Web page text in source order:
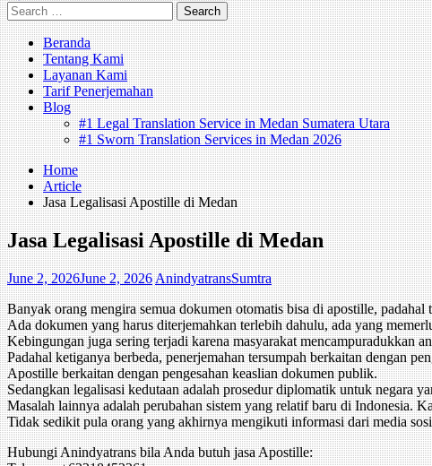
Search
for:
Beranda
Tentang Kami
Layanan Kami
Tarif Penerjemahan
Blog
#1 Legal Translation Service in Medan Sumatera Utara
#1 Sworn Translation Services in Medan 2026
Home
Article
Jasa Legalisasi Apostille di Medan
Jasa Legalisasi Apostille di Medan
June 2, 2026June 2, 2026 AnindyatransSumtra
Banyak orang mengira semua dokumen otomatis bisa di apostille, padahal
Ada dokumen yang harus diterjemahkan terlebih dahulu, ada yang
Kebingungan juga sering terjadi karena masyarakat mencampuradukkan
Padahal ketiganya berbeda, penerjemahan tersumpah berkaitan dengan
Apostille berkaitan dengan pengesahan keaslian dokumen publik.
Sedangkan legalisasi kedutaan adalah prosedur diplomatik untuk negara
Masalah lainnya adalah perubahan sistem yang relatif baru di Indonesia.
Tidak sedikit pula orang yang akhirnya mengikuti informasi dari media
Hubungi Anindyatrans bila Anda butuh jasa Apostille: